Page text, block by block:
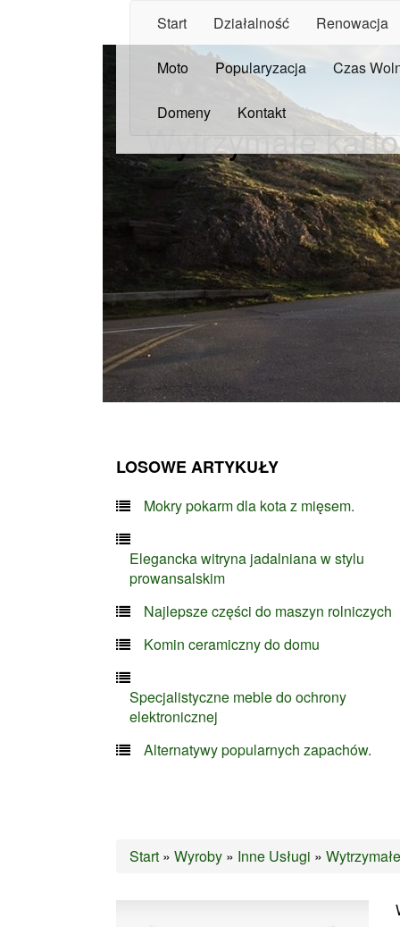
Start Działalność Renowacja
Moto Popularyzacja Czas
Domeny Kontakt
Wytrzymałe
LOSOWE ARTYKUŁY
Mokry pokarm dla kota z mięsem.
Elegancka witryna jadalniana w stylu
prowansalskim
Najlepsze części do maszyn rolniczych
Komin ceramiczny do domu
Specjalistyczne meble do ochrony
elektronicznej
Alternatywy popularnych zapachów.
Start » Wyroby » Inne Usługi »